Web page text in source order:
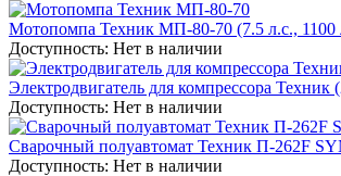
Мотопомпа Техник МП-80-70 (7.5 л.с.,
Доступность: Нет в наличии
Электродвигатель для компрессора Техник
Доступность: Нет в наличии
Сварочный полуавтомат Техник П-262F
Доступность: Нет в наличии